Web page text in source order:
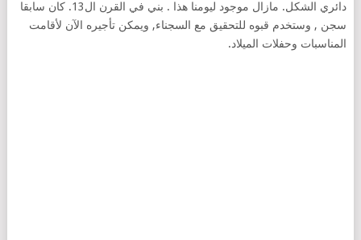
دائري الشكل. مازال موجود ليومنا هذا . بني في القرن ال13. كان سابقا
سجن , وستخدم قبوه للتحقيق مع السجناء, ويمكن تأجيره الآن لأقامت
المناسبات وحفلات الميلاد.